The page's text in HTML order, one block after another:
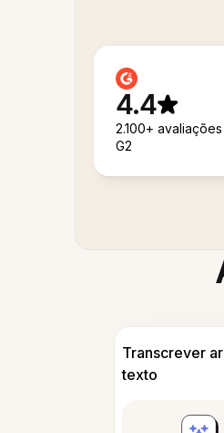
4.4
2.100+
G2
Transcrever
texto